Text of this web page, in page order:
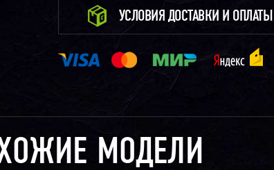
УСЛОВИЯ ДОСТАВКИ И ОПЛАТЫ
МОДЕЛИ